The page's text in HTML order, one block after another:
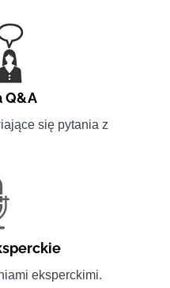
Q&A
się pytania z
eksperckimi.